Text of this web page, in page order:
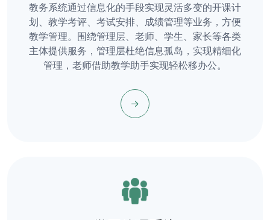
教务系统通过信息化的手段实现灵活多变的开课计
划、教学考评、考试安排、成绩管理等业务，方便
教学管理。围绕管理层、老师、学生、家长等各类
主体提供服务，管理层杜绝信息孤岛，实现精细化
管理，老师借助教学助手实现轻松移办公。